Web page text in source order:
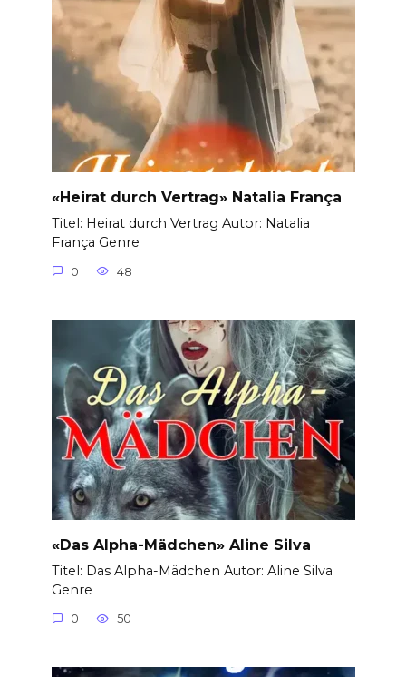
«Heirat durch Vertrag» Natalia França
Titel: Heirat durch Vertrag Autor: Natalia
França Genre
0 48
«Das Alpha-Mädchen» Aline Silva
Titel: Das Alpha-Mädchen Autor: Aline Silva
Genre
0 50